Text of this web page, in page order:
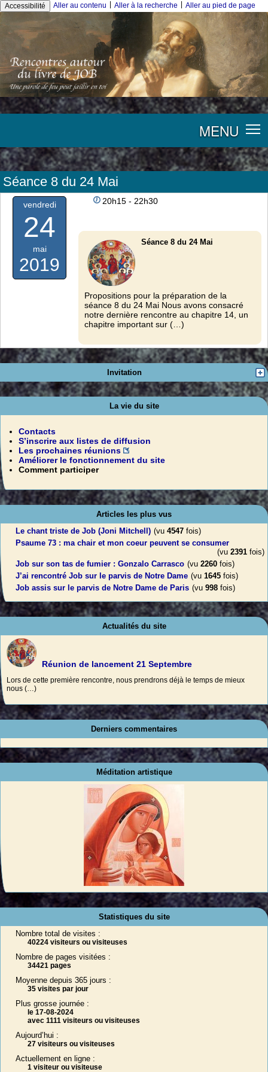
Accessibilité Aller au contenu Aller à la recherche Aller au pied de page
MENU
Séance 8 du 24 Mai
vendredi
24
mai
2019
20h15 - 22h30
Séance 8 du 24 Mai
Propositions pour la préparation de la
séance 8 du 24 Mai Nous avons consacré
notre dernière rencontre au chapitre 14, un
chapitre important sur (…)
Invitation
La vie du site
Contacts
S’inscrire aux listes de diffusion
Les prochaines réunions
Améliorer le fonctionnement du site
Comment participer
Articles les plus vus
Le chant triste de Job (Joni Mitchell) (vu 4547 fois)
Psaume 73 : ma chair et mon coeur peuvent se consumer
(vu 2391 fois)
Job sur son tas de fumier : Gonzalo Carrasco (vu 2260 fois)
J’ai rencontré Job sur le parvis de Notre Dame (vu 1645 fois)
Job assis sur le parvis de Notre Dame de Paris (vu 998 fois)
Actualités du site
Réunion de lancement 21 Septembre
Lors de cette première rencontre, nous prendrons déjà le temps de mieux
nous (…)
Derniers commentaires
Méditation artistique
Statistiques du site
Nombre total de visites :
40224 visiteurs ou visiteuses
Nombre de pages visitées :
34421 pages
Moyenne depuis 365 jours :
35 visites par jour
Plus grosse journée :
le 17-08-2024
avec 1111 visiteurs ou visiteuses
Aujourd’hui :
27 visiteurs ou visiteuses
Actuellement en ligne :
1 visiteur ou visiteuse